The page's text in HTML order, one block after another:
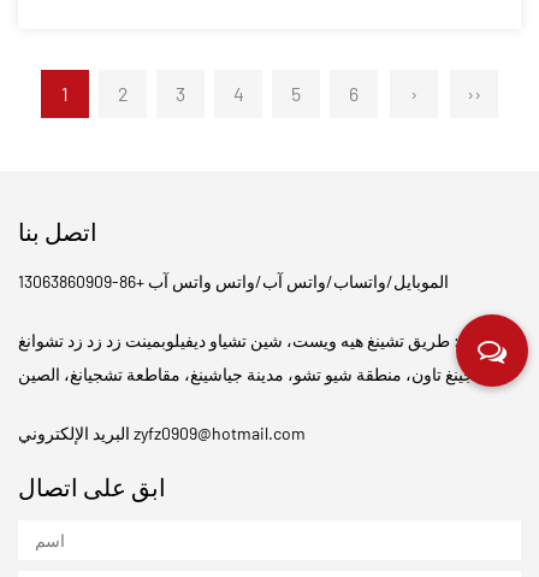
1 2 3 4 5 6 › ››
اتصل بنا
الموبايل/واتساب/واتس آب/واتس واتس آب +86-13063860909
العنوان: طريق تشينغ هيه ويست، شين تشياو ديفيلوبمينت زد زد زد تشوانغ
zyfz0909@hotmail.com
ابق على اتصال